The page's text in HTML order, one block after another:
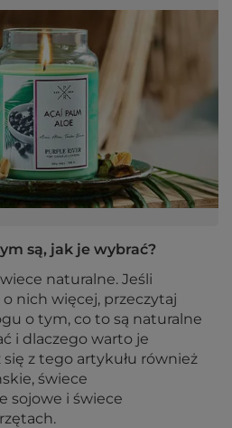
są, jak je wybrać?
naturalne. Jeśli
nich więcej, przeczytaj
o tym, co to są naturalne
i dlaczego warto je
z tego artykułu również
świece
sojowe i świece